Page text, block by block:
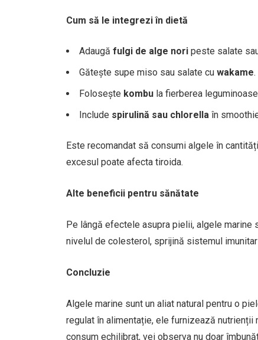
Cum să le integrezi în dietă
Adaugă fulgi de alge nori peste salate
Gătește supe miso sau salate cu wakame.
Folosește kombu la fierberea
Include spirulină sau chlorella în
Este recomandat să consumi algele în
excesul poate afecta tiroida.
Alte beneficii pentru sănătate
Pe lângă efectele asupra pielii, algele
nivelul de colesterol, sprijină sistemul
Concluzie
Algele marine sunt un aliat natural pentru o
regulat în alimentație, ele furnizează
consum echilibrat, vei observa nu doar